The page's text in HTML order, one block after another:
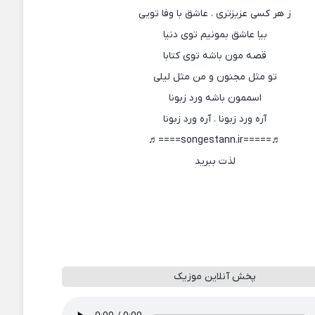
ز هر کسی عزیزتری . عاشق با وفا تویی
بیا عاشق بمونیم توی دنیا
قصه مون باشه توی کتابا
تو مثل مجنون و من مثل لیلی
اسممون باشه ورد زبونا
آره ورد زبونا . آره ورد زبونا
♬=====songestann.ir====♬
لذت ببرید
پخش آنلاین موزیک